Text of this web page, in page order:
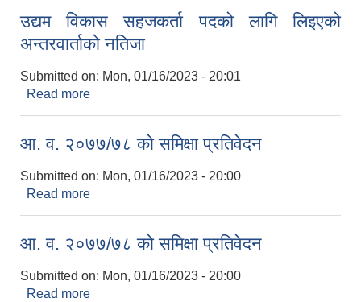
उद्यम विकास सहजकर्ता पदको लागि लिइएको
अन्तरवार्ताको नतिजा
Submitted on: Mon, 01/16/2023 - 20:01
Read more
आ. व. २०७७/७८ को समिक्षा प्रतिवेदन
Submitted on: Mon, 01/16/2023 - 20:00
Read more
आ. व. २०७७/७८ को समिक्षा प्रतिवेदन
Submitted on: Mon, 01/16/2023 - 20:00
Read more